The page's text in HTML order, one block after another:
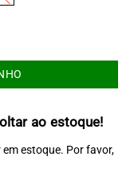
quantidade
ao estoque!
estoque. Por favor,